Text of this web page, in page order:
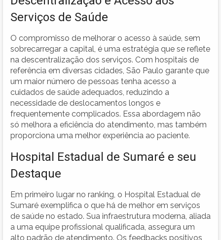
Serviços de Saúde
O compromisso de melhorar o acesso à saúde, sem
sobrecarregar a capital, é uma estratégia que se reflete
na descentralização dos serviços. Com hospitais de
referência em diversas cidades, São Paulo garante que
um maior número de pessoas tenha acesso a
cuidados de saúde adequados, reduzindo a
necessidade de deslocamentos longos e
frequentemente complicados. Essa abordagem não
só melhora a eficiência do atendimento, mas também
proporciona uma melhor experiência ao paciente.
Hospital Estadual de Sumaré e seu
Destaque
Em primeiro lugar no ranking, o Hospital Estadual de
Sumaré exemplifica o que há de melhor em serviços
de saúde no estado. Sua infraestrutura moderna, aliada
a uma equipe profissional qualificada, assegura um
alto padrão de atendimento. Os feedbacks positivos